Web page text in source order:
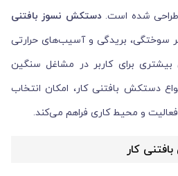
طراحی شده است.دستکش نسوز بافتنی
سوختگی، بریدگی و آسیب‌های حرارتی
برای کاربر در مشاغل سنگین
دستکش بافتنی کار، امکان انتخاب
و محیط کاری فراهم می‌کند.
کار